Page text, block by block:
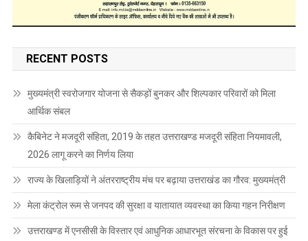
RECENT POSTS
मुख्यमंत्री स्वरोजगार योजना से सैकड़ों बुनकर और शिल्पकार परिवारों को मिला
आर्थिक संबल
कैबिनेट ने मजदूरी संहिता, 2019 के तहत उत्तराखण्ड मजदूरी संहिता नियमावली,
2026 लागू करने का निर्णय लिया
राज्य के खिलाड़ियों ने अंतरराष्ट्रीय मंच पर बढ़ाया उत्तराखंड का गौरव: मुख्यमंत्री
मेला कंट्रोल रूम से जनपद की सुरक्षा व यातायात व्यवस्था का किया गहन निरीक्षण
उत्तराखण्ड में एनसीसी के विस्तार एवं आधुनिक आधारभूत संरचना के विकास पर हुई